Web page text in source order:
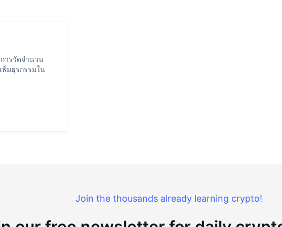
ารวัดจำนวน
พิ่มธุรกรรมใน
Join the thousands already learning crypto!